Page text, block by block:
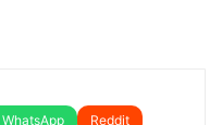
WhatsApp
Reddit